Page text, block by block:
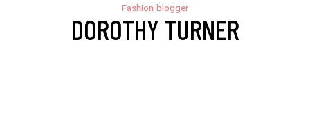
Fashion blogger
DOROTHY TURNER